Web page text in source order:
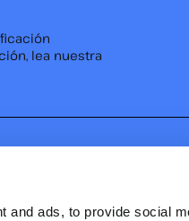
and ads, to provide social
lea nuestra